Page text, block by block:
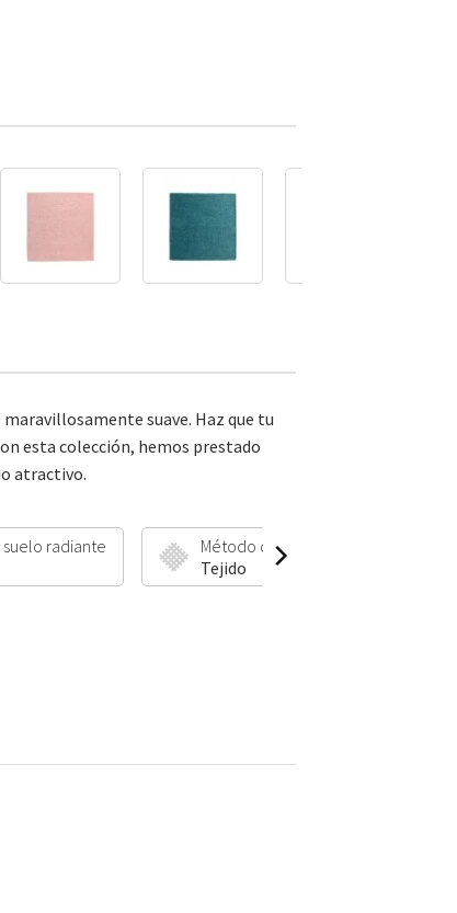
suave. Haz que tu
esta colección, hemos prestado
atractivo.
radiante
Método de fabricación
Tejido